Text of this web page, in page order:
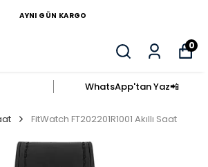
AYNI GÜN KARGO
0
WhatsApp'tan Yaz​📲​
FitWatch FT202201R1001 Akıllı Saat